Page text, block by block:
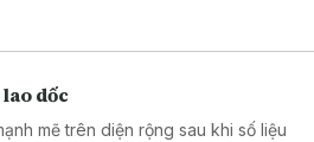
lao dốc
mẽ trên diện rộng sau khi số liệu